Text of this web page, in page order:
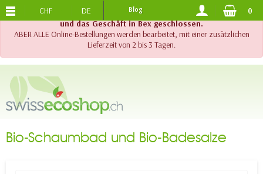
!! Wichtig !! Bis am 20. August 2026 sind der Telefonsupport
und das Geschäft in Bex geschlossen.
ABER ALLE Online-Bestellungen werden bearbeitet, mit einer zusätzlichen
Lieferzeit von 2 bis 3 Tagen.
KOSTENLOSER VERSAND AB 120.-
CHF DE Blog 0
Bio-Schaumbad und Bio-Badesalze